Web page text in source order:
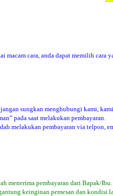
macam cara, anda dapat memilih
sungkan menghubungi kami,
pada saat melakukan pembayaran.
melakukan pembayaran via telpon,
menerima pembayaran dari Bapak/Ibu.
keinginan pemesan dan kondisi